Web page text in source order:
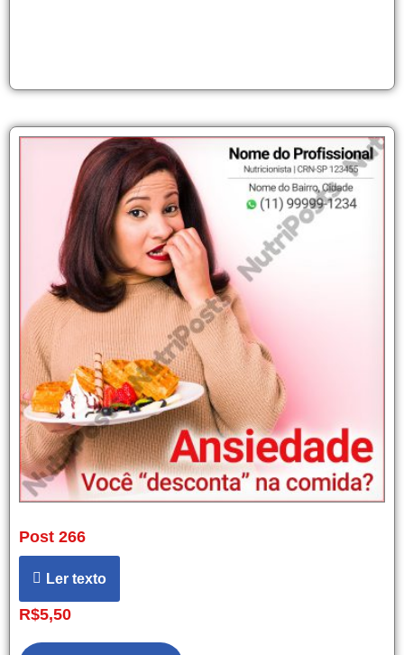
Post 266
Ler texto
R$5,50